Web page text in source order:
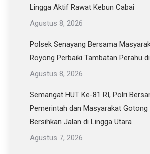
Lingga Aktif Rawat Kebun Cabai
Agustus 8, 2026
Polsek Senayang Bersama
Royong Perbaiki Tambatan Perahu
Agustus 8, 2026
Semangat HUT Ke-81 RI, Polri
Pemerintah dan Masyarakat Gotong
Bersihkan Jalan di Lingga Utara
Agustus 7, 2026